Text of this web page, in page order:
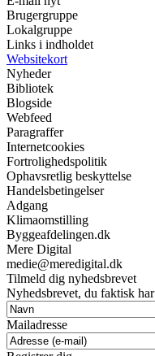
Brugergruppe
Lokalgruppe
Links i indholdet
Websitekort
Nyheder
Bibliotek
Blogside
Webfeed
Paragraffer
Internetcookies
Fortrolighedspolitik
Ophavsretlig beskyttelse
Handelsbetingelser
Adgang
Klimaomstilling
Byggeafdelingen.dk
Mere Digital
medie@meredigital.dk
Tilmeld dig nyhedsbrevet
Nyhedsbrevet, du faktisk
Mailadresse